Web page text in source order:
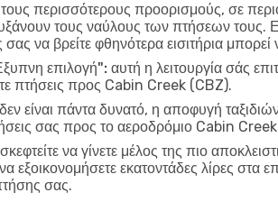
τους περισσότερους προορισμούς, σε
τους ναύλους των πτήσεων τους.
να βρείτε φθηνότερα εισιτήρια μπορεί
επιλογή": αυτή η λειτουργία σάς
πτήσεις προς Cabin Creek (CBZ).
είναι πάντα δυνατό, η αποφυγή
σας προς το αεροδρόμιο Cabin
σκεφτείτε να γίνετε μέλος της πιο
εξοικονομήσετε εκατοντάδες λίρες
σας.